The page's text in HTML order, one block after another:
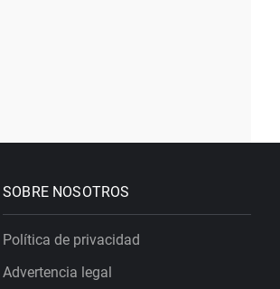
SOBRE NOSOTROS
Política de privacidad
Advertencia legal